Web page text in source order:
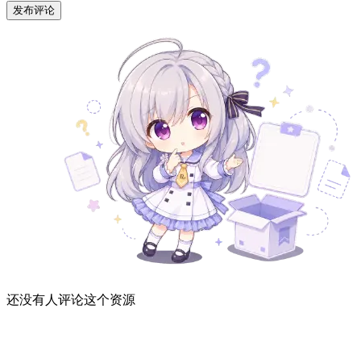
发布评论
还没有人评论这个资源